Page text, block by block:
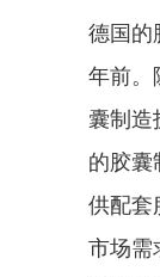
德国的
年前。
囊制造
的胶囊
供配套
市场需